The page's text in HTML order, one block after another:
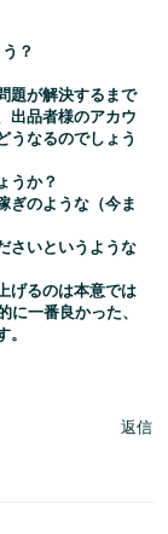
？
題が解決するまで
出品者様のアカウ
うなるのでしょう
うか？
ぎのような（今ま
さいというような
げるのは本意では
に一番良かった、
返信